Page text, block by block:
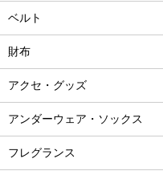
ベルト
財布
アクセ・グッズ
アンダーウェア・ソックス
フレグランス